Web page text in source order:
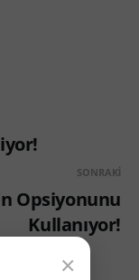
SONRAKI
Opsiyonunu
Kullanıyor!
×